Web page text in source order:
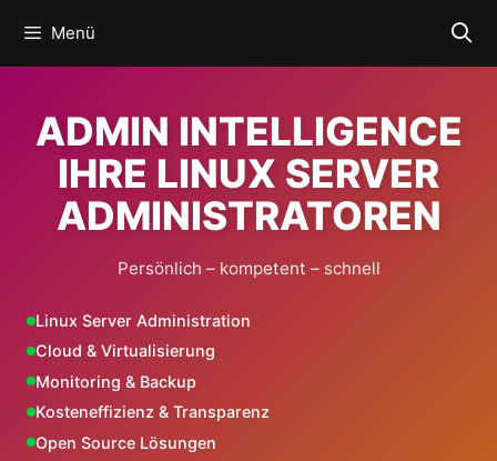
Inhalt
springen
Menü
ADMIN INTELLIGENCE
IHRE LINUX SERVER
ADMINISTRATOREN
Persönlich – kompetent – schnell
Linux Server Administration
Cloud & Virtualisierung
Monitoring & Backup
Kosteneffizienz & Transparenz
Open Source Lösungen